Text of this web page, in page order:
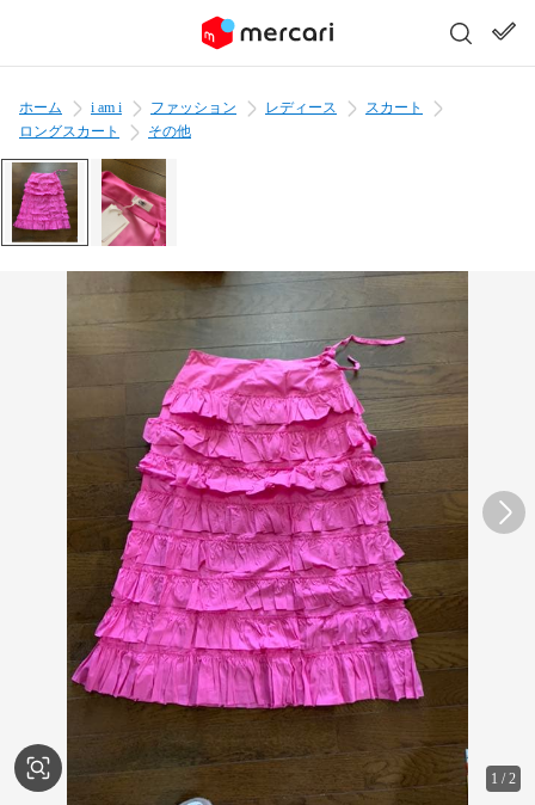
ホーム i am i ファッション レディース
スカート
ロングスカート
その他
1 /2